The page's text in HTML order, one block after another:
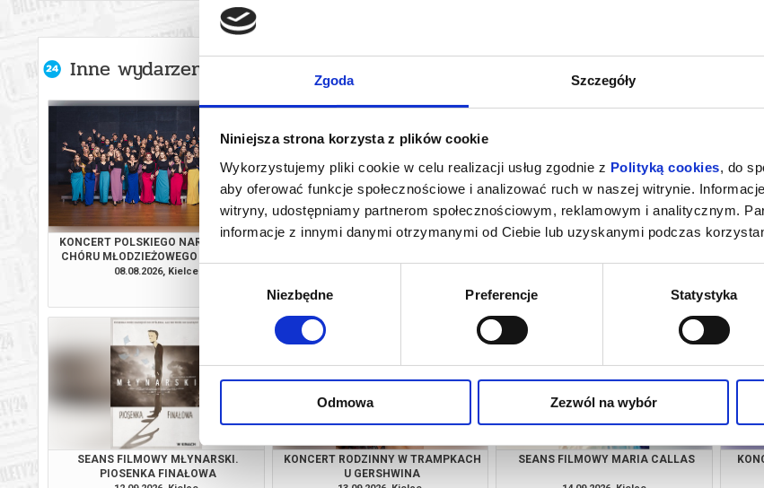
Zgoda Szczegóły
Niniejsza strona korzysta z plików cookie
Wykorzystujemy pliki cookie w celu realizacji usług zgodnie z Polityką cookies, do
aby oferować funkcje społecznościowe i analizować ruch w naszej witrynie.
witryny, udostępniamy partnerom społecznościowym, reklamowym i analitycznym.
informacje z innymi danymi otrzymanymi od Ciebie lub uzyskanymi podczas
Niezbędne Preferencje Statystyka
Odmowa Zezwól na wybór
Inne wydarzenia organizatora
KONCERT POLSKIEGO NARODOWEGO
CHÓRU MŁODZIEŻOWEGO PT. PIEŚNI
O MIŁOŚCI I TĘSKNOCIE
08.08.2026, Kielce
EFEKT CHOPINA MICHAŁ BASISTA
kup bilet
DZIEDZINIEC PEŁEN BLASKU DĘTA
kup bilet
SEANS FILMOWY MŁYNARSKI.
PIOSENKA FINAŁOWA
KONCERT RODZINNY W TRAMPKACH
U GERSHWINA
SEANS FILMOWY MARIA CALLAS